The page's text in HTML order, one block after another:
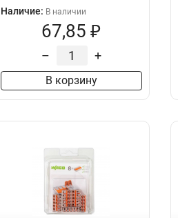
Наличие: В наличии
67,85 ₽
– +
В корзину